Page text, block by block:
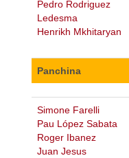
Pedro Rodriguez
Ledesma
Henrikh Mkhitaryan
Panchina
Simone Farelli
Pau López Sabata
Roger Ibanez
Juan Jesus